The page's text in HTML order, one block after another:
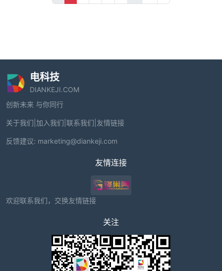
电科技
DIANKEJI.COM
创新未来 与你同行
关于我们 加入我们 联系我们 友情链接
反馈建议: marketing@diankeji.com
友情连接
欢迎联系我们，交换友情链接
关注